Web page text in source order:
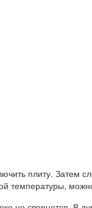
плиту. Затем
температуры,